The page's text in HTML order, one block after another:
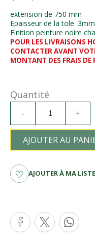
extension de 750 mm
Epaisseur de la tole:
Finition peinture noire
POUR LES LIVRAISONS
CONTACTER AVANT
MONTANT DES FRAIS DE
Quantité
- +
AJOUTER AU
AJOUTER À MA LISTE